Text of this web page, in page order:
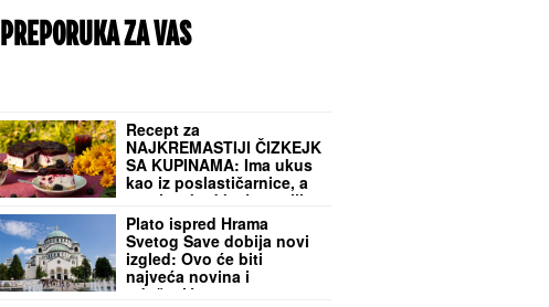
PREPORUKA ZA VAS
Recept za
NAJKREMASTIJI ČIZKEJK
SA KUPINAMA: Ima ukus
kao iz poslastičarnice, a
pravi se kod kuće za tili
čas
Plato ispred Hrama
Svetog Save dobija novi
izgled: Ovo će biti
najveća novina i
oduševiće sve